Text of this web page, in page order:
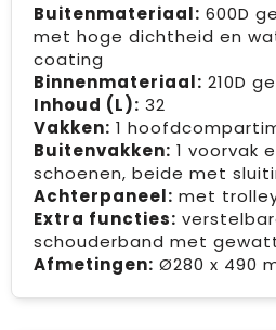
Buitenmateriaal: 600D
met hoge dichtheid en
coating
Binnenmateriaal: 210D
Inhoud (L): 32
Vakken: 1
Buitenvakken: 1 voorvak
schoenen, beide met
Achterpaneel: met
Extra functies:
schouderband met
Afmetingen: Ø280 x 490